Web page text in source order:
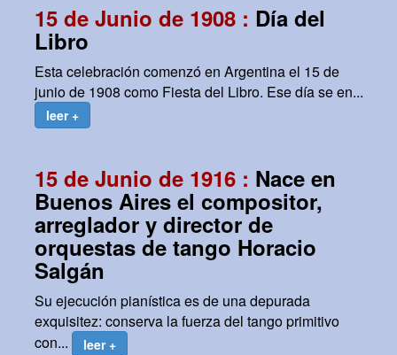
15 de Junio de 1908 : Día del
Libro
Esta celebración comenzó en Argentina el 15 de
junio de 1908 como Fiesta del Libro. Ese día se en...
leer +
15 de Junio de 1916 : Nace en
Buenos Aires el compositor,
arreglador y director de
orquestas de tango Horacio
Salgán
Su ejecución pianística es de una depurada
exquisitez: conserva la fuerza del tango primitivo
con...
leer +